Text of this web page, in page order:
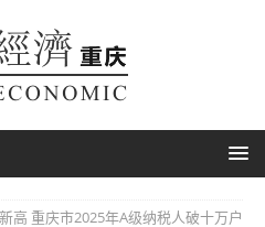
高 重庆市2025年A级纳税人破十万户